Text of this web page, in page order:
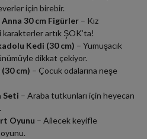
için birebir.
30 cm Figürler – Kız
karakterler artık ŞOK’ta!
Kedi (30 cm) – Yumuşacık
dikkat çekiyor.
cm) – Çocuk odalarına neşe
Seti – Araba tutkunları için heyecan
Oyunu – Ailecek keyifle